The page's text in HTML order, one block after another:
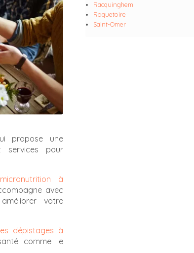
propose une
services pour
à
avec
votre
dépistages à
comme le
Racquinghem
Roquetoire
Saint-Omer